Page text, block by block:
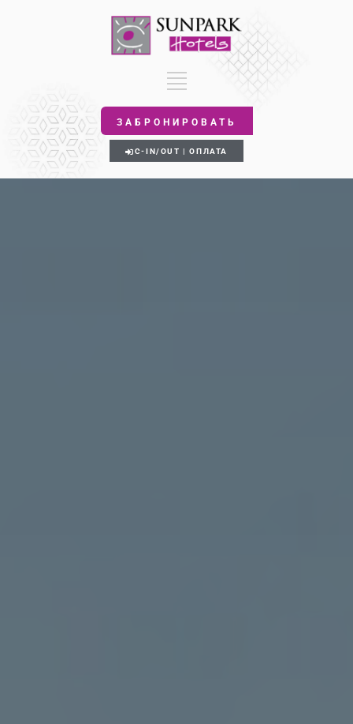
ЗАБРОНИРОВАТЬ
C-IN/OUT | ОПЛАТА